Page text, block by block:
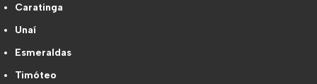
Caratinga
Unaí
Esmeraldas
Timóteo